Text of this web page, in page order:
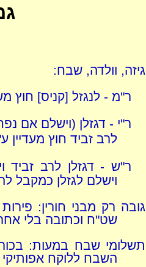
גיזה, וולדה, שבח:
ר"מ - לנגזל [קניס] חוץ
ר"י - דגזלן (וישלם אם
לרב זביד חוץ מעדיין
ר"ש - דגזלן לרב זביד
וישלם לגזלן כמקבל
גובה רק מבני חורין:
שט"ח וכתובה בלי
תשלומי שבח במעות:
השבח ללוקח אפותיקי